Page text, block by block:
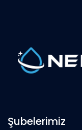
Şubelerimiz